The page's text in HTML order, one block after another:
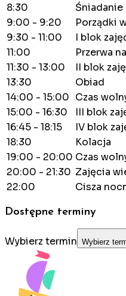
8:30
Śniadanie
9:00 - 9:20
Porządki
9:30 - 11:00
I blok
11:00
Przerwa
11:30 - 13:00
II blok
13:30
Obiad
14:00 - 15:00 Czas
15:00 - 16:30
III blok
16:45 - 18:15
IV blok
18:30
Kolacja
19:00 - 20:00 Czas
20:00 - 21:30 Zajęcia
22:00
Cisza
Dostępne terminy
Wybierz termin Wybierz